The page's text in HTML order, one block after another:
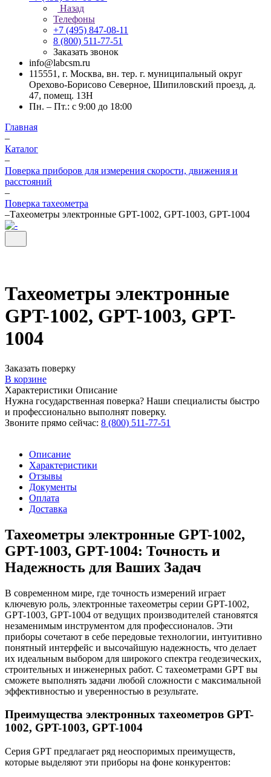
Назад
Телефоны
+7 (495) 847-08-11
8 (800) 511-77-51
Заказать звонок
info@labcsm.ru
115551, г. Москва, вн. тер. г. муниципальный округ
Орехово-Борисово Северное, Шипиловский проезд, д.
47, помещ. 13Н
Пн. – Пт.: с 9:00 до 18:00
Главная
–
Каталог
–
Поверка приборов для измерения скорости, движения и
расстояний
–
Поверка тахеометра
–Тахеометры электронные GPT-1002, GPT-1003, GPT-1004
Тахеометры электронные
GPT-1002, GPT-1003, GPT-
1004
Заказать поверку
В корзине
Характеристики Описание
Нужна государственная поверка? Наши специалисты быстро
и профессионально выполнят поверку.
Звоните прямо сейчас: 8 (800) 511-77-51
Описание
Характеристики
Отзывы
Документы
Оплата
Доставка
Тахеометры электронные GPT-1002,
GPT-1003, GPT-1004: Точность и
Надежность для Ваших Задач
В современном мире, где точность измерений играет
ключевую роль, электронные тахеометры серии GPT-1002,
GPT-1003, GPT-1004 от ведущих производителей становятся
незаменимым инструментом для профессионалов. Эти
приборы сочетают в себе передовые технологии, интуитивно
понятный интерфейс и высочайшую надежность, что делает
их идеальным выбором для широкого спектра геодезических,
строительных и инженерных работ. С тахеометрами GPT вы
сможете выполнять задачи любой сложности с максимальной
эффективностью и уверенностью в результате.
Преимущества электронных тахеометров GPT-
1002, GPT-1003, GPT-1004
Серия GPT предлагает ряд неоспоримых преимуществ,
которые выделяют эти приборы на фоне конкурентов: